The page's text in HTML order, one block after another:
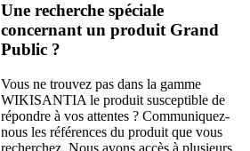
Une recherche spéciale
concernant un produit Grand
Public ?
Vous ne trouvez pas dans la gamme
WIKISANTIA le produit susceptible de
répondre à vos attentes ? Communiquez-
nous les références du produit que vous